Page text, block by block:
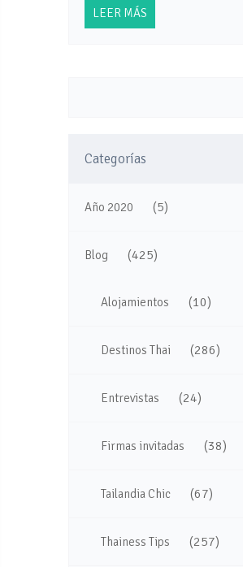
LEER MÁS
Categorías
Año 2020 (5)
Blog (425)
Alojamientos (10)
Destinos Thai (286)
Entrevistas (24)
Firmas invitadas (38)
Tailandia Chic (67)
Thainess Tips (257)